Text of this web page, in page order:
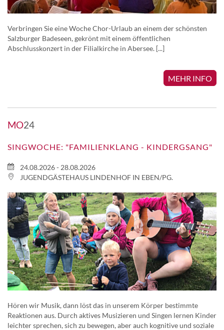
Verbringen Sie eine Woche Chor-Urlaub an einem der schönsten
Salzburger Badeseen, gekrönt mit einem öffentlichen
Abschlusskonzert in der Filialkirche in Abersee. [...]
MEHR INFO
MO24
SINGWOCHE: "FAMILIENKLANG - KINDERGSANG"
24.08.2026 - 28.08.2026
JUGENDGÄSTEHAUS LINDENHOF IN EBEN/PG.
Hören wir Musik, dann löst das in unserem Körper bestimmte
Reaktionen aus. Durch aktives Musizieren und Singen lernen Kinder
leichter sprechen, sich zu bewegen, aber auch kognitive und soziale